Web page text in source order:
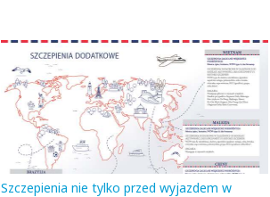
Szczepienia nie tylko przed wyjazdem w